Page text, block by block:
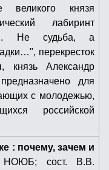
великого князя
лабиринт
Не судьба, а
перекресток
Александр
для
с молодежью,
российской
: почему, зачем и
сост. В.В.